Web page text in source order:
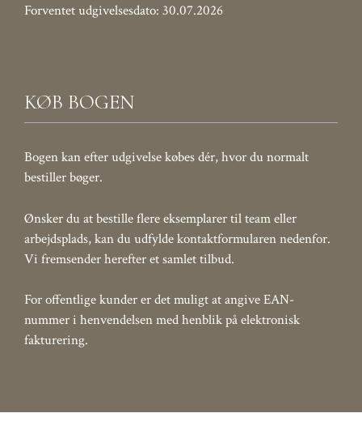
Forventet udgivelsesdato: 30.07.2026
KØB BOGEN
Bogen kan efter udgivelse købes dér, hvor du normalt
bestiller bøger.
Ønsker du at bestille flere eksemplarer til team eller
arbejdsplads, kan du udfylde kontaktformularen nedenfor.
Vi fremsender herefter et samlet tilbud.
For offentlige kunder er det muligt at angive EAN-
nummer i henvendelsen med henblik på elektronisk
fakturering.